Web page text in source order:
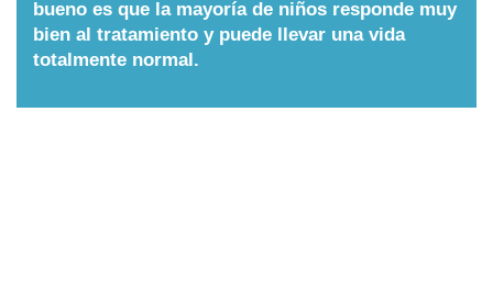
Nombres
Cuentos
bueno es que la mayoría de niños responde muy
bien al tratamiento y puede llevar una vida
totalmente normal.